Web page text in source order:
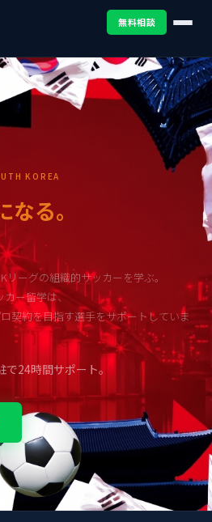
無料相談
KOREA
なる。
ーグの組織的サッカーを学ぶ。
ー留学は、
契約を目指す選手をサポートしていま
で24時間サポート。